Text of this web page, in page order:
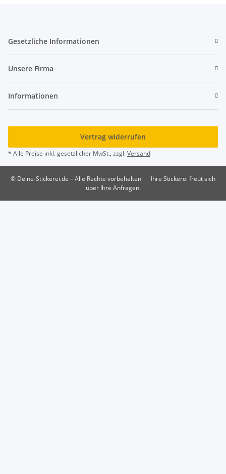
Gesetzliche Informationen
Unsere Firma
Informationen
Vertrag widerrufen
* Alle Preise inkl. gesetzlicher MwSt., zzgl.Versand
© Deine-Stickerei.de – Alle Rechte vorbehalten
Ihre Stickerei freut sich
über Ihre Anfragen.